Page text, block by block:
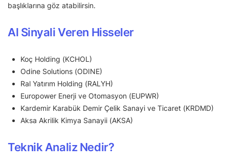
başlıklarına göz atabilirsin.
Al Sinyali Veren Hisseler
Koç Holding (KCHOL)
Odine Solutions (ODINE)
Ral Yatırım Holding (RALYH)
Europower Enerji ve Otomasyon (EUPWR)
Kardemir Karabük Demir Çelik Sanayi ve Ticaret (KRDMD)
Aksa Akrilik Kimya Sanayii (AKSA)
Teknik Analiz Nedir?